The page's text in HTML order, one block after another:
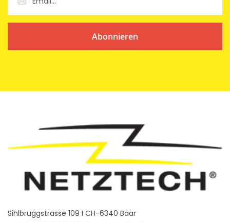
Abonnieren
Sihlbruggstrasse 109 I CH-6340 Baar